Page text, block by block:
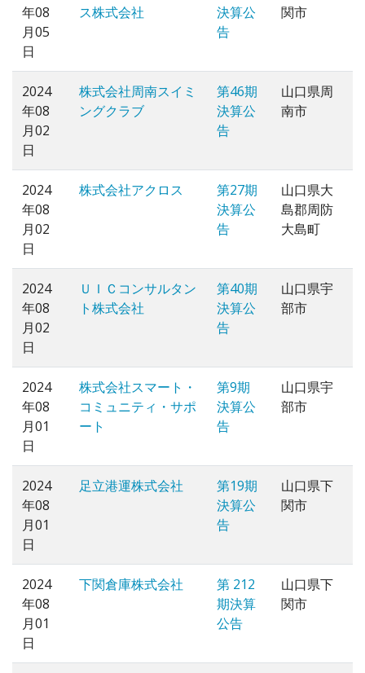
年08
月05
日
ス株式会社
決算公
告
関市
2024
年08
月02
日
株式会社周南スイミ
ングクラブ
第46期
決算公
告
山口県周
南市
2024
年08
月02
日
株式会社アクロス
第27期
決算公
告
山口県大
島郡周防
大島町
2024
年08
月02
日
ＵＩＣコンサルタン
ト株式会社
第40期
決算公
告
山口県宇
部市
2024
年08
月01
日
株式会社スマート・
コミュニティ・サポ
ート
第9期
決算公
告
山口県宇
部市
2024
年08
月01
日
足立港運株式会社
第19期
決算公
告
山口県下
関市
2024
年08
月01
日
下関倉庫株式会社
第 212
期決算
公告
山口県下
関市